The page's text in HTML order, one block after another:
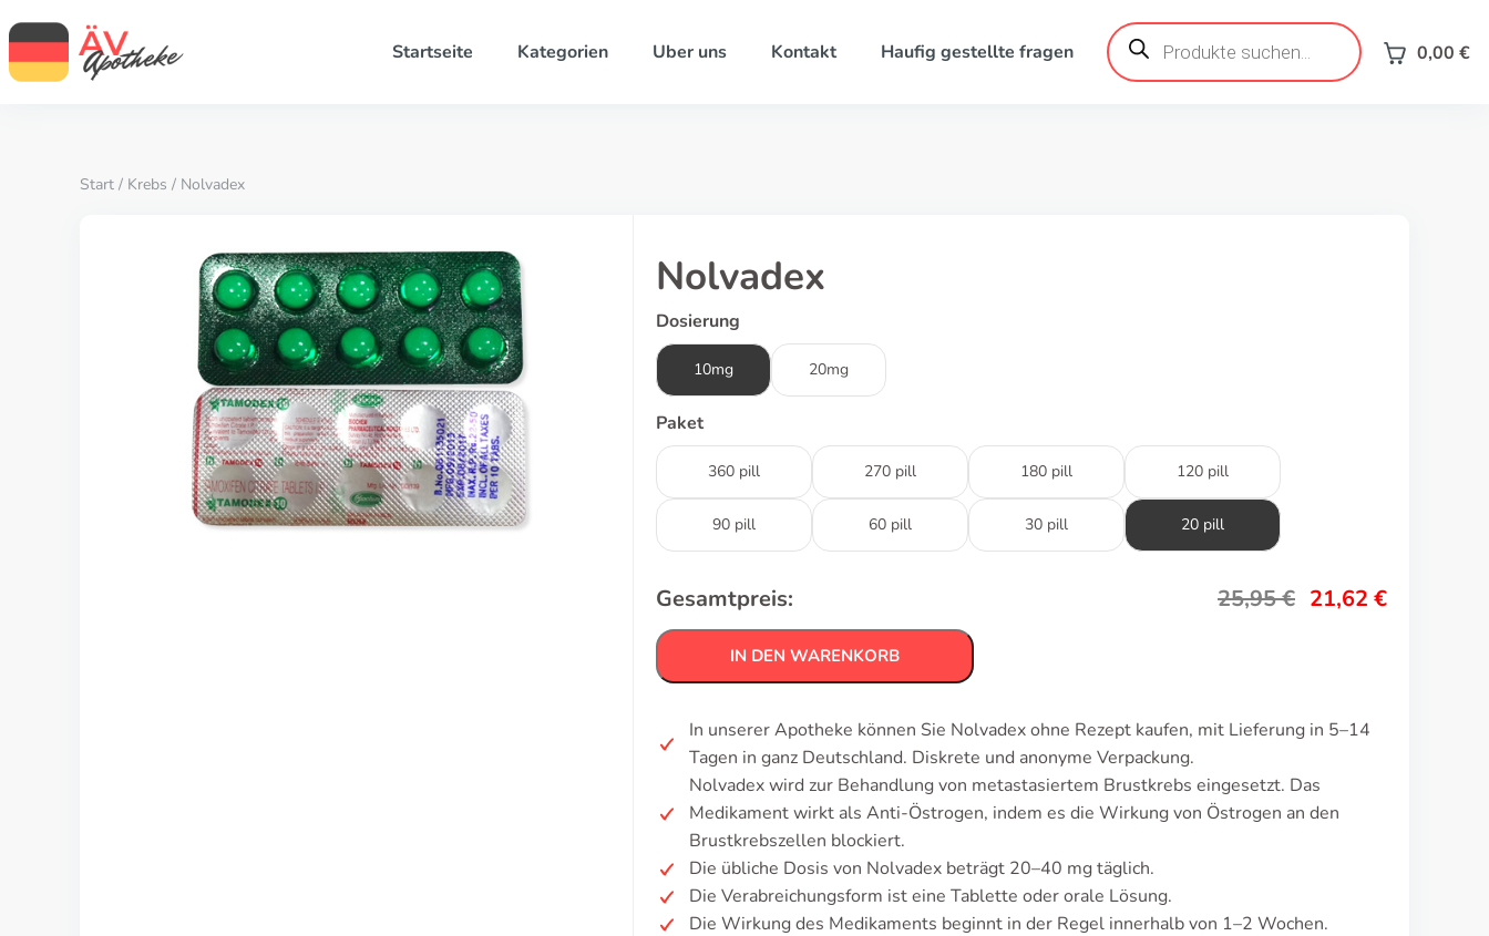
Startseite Kategorien Uber uns Kontakt Haufig gestellte fragen
Products
search 0,00 €
Start / Krebs / Nolvadex
Nolvadex
Dosierung
10mg 20mg
Paket
360 pill 270 pill 180 pill 120 pill
90 pill 60 pill 30 pill 20 pill
Gesamtpreis: 25,95€ 21,62 €
IN DEN WARENKORB
In unserer Apotheke können Sie Nolvadex ohne Rezept kaufen, mit Lieferung in 5–14
Tagen in ganz Deutschland. Diskrete und anonyme Verpackung.
Nolvadex wird zur Behandlung von metastasiertem Brustkrebs eingesetzt. Das
Medikament wirkt als Anti-Östrogen, indem es die Wirkung von Östrogen an den
Brustkrebszellen blockiert.
Die übliche Dosis von Nolvadex beträgt 20–40 mg täglich.
Die Verabreichungsform ist eine Tablette oder orale Lösung.
Die Wirkung des Medikaments beginnt in der Regel innerhalb von 1–2 Wochen.